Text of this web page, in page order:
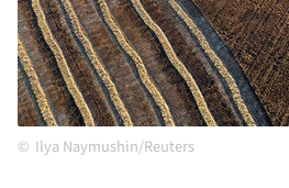
Ilya Naymushin/Reuters